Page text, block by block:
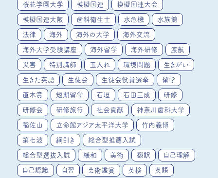
桜花学園大学 模擬国連 模擬国連大会
模擬国連大阪 歯科衛生士 水危機 水族館
法律 海外 海外の大学 海外交流
海外大学受験講座 海外留学 海外研修 渡航
災害 特別講師 玉入れ 環境問題 生きがい
生きた英語 生徒会 生徒会役員選挙 留学
直木賞 短期留学 石垣 石田三成 研修
研修会 研修旅行 社会貢献 神奈川歯科大学
稲佐山 立命館アジア太平洋大学 竹内義博
第七波 綱引き 総合型推薦入試
総合型選抜入試 緩和 美術 翻訳 自己理解
自己認識 自習 芸術鑑賞 英検 英語